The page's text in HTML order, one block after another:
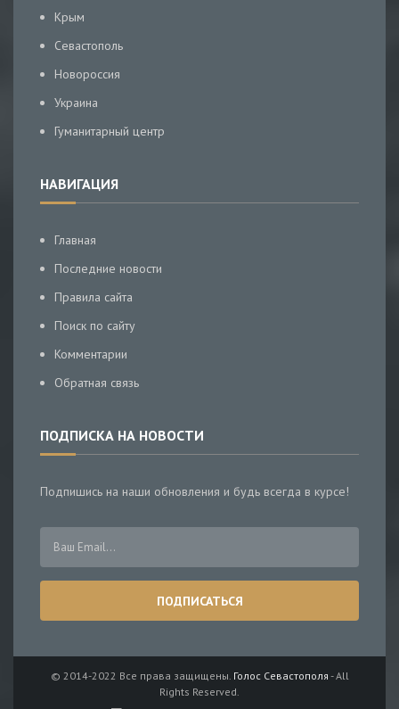
Крым
Севастополь
Новороссия
Украина
Гуманитарный центр
НАВИГАЦИЯ
Главная
Последние новости
Правила сайта
Поиск по сайту
Комментарии
Обратная связь
ПОДПИСКА НА НОВОСТИ
Подпишись на наши обновления и будь всегда в курсе!
© 2014-2022 Все права защищены. Голос Севастополя - All
Rights Reserved.